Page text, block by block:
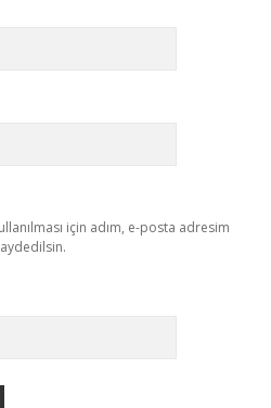
için adım, e-posta adresim